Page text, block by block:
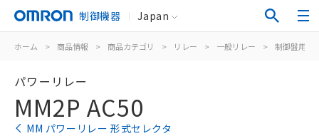
制御機器 Japan
ホーム > 商品情報 > 商品カテゴリ > リレー > 一般リレー > 制御盤用
パワーリレー
MM2P AC50
MM パワーリレー 形式セレクタ